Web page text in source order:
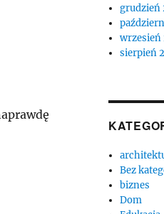
grudzień
wrzesień
sierpień
Bez
biznes
Dom